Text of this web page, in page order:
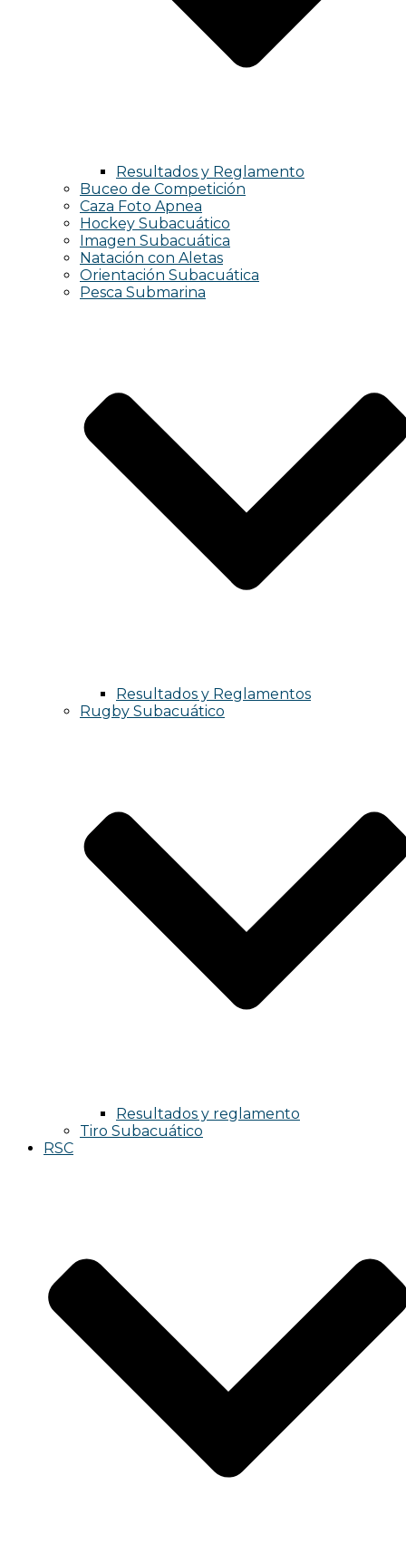
Resultados y Reglamento
Buceo de Competición
Caza Foto Apnea
Hockey Subacuático
Imagen Subacuática
Natación con Aletas
Orientación Subacuática
Pesca Submarina
Resultados y Reglamentos
Rugby Subacuático
Resultados y reglamento
Tiro Subacuático
RSC